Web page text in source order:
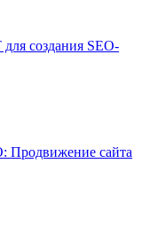
создания SEO-
Продвижение сайта